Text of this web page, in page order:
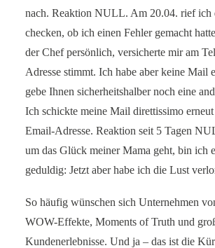
nach. Reaktion NULL. Am 20.04. rief ich
checken, ob ich einen Fehler gemacht
der Chef persönlich, versicherte mir am
Adresse stimmt. Ich habe aber keine Mail
gebe Ihnen sicherheitshalber noch eine
Ich schickte meine Mail direttissimo
Email-Adresse. Reaktion seit 5 Tagen
um das Glück meiner Mama geht, bin ich
geduldig: Jetzt aber habe ich die Lust
So häufig wünschen sich Unternehmen
WOW-Effekte, Moments of Truth und
Kundenerlebnisse. Und ja – das ist die